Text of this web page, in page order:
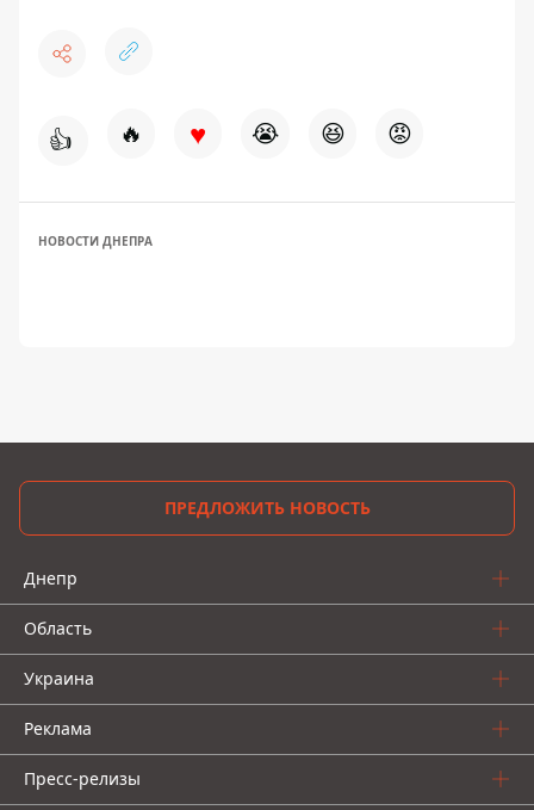
👍 🔥 ♥ 😭 😆 😡
НОВОСТИ ДНЕПРА
ПРЕДЛОЖИТЬ НОВОСТЬ
Днепр
Область
Украина
Реклама
Пресс-релизы